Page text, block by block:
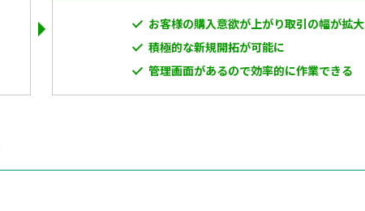
お客様の購入意欲が上がり取引の幅が拡大
積極的な新規開拓が可能に
管理画面があるので効率的に作業できる